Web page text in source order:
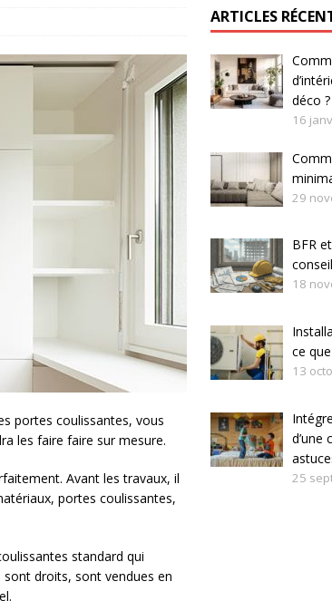
portes coulissantes, vous
les faire faire sur mesure.
Avant les travaux, il
portes coulissantes,
standard qui
droits, sont vendues en
ARTICLES
déco ?
16
29
BFR
18
ce
13
d’une
25